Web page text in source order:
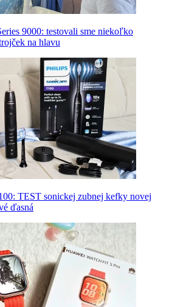
9000: testovali sme niekoľko
na hlavu
TEST sonickej zubnej kefky novej
ďasná